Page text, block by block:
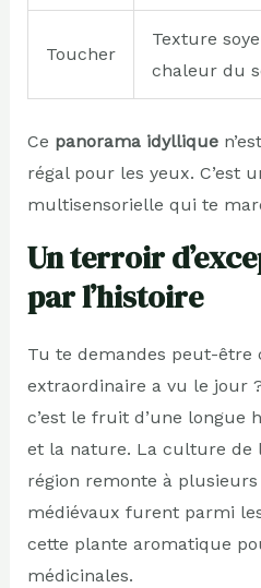
Toucher
Texture
chaleur du
Ce panorama idyllique
régal pour les yeux. C’est
multisensorielle qui te
Un terroir
par l’histoire
Tu te demandes peut-être
extraordinaire a vu le jour
c’est le fruit d’une longue
et la nature. La culture de
région remonte à plusieurs
médiévaux furent parmi
cette plante aromatique
médicinales.